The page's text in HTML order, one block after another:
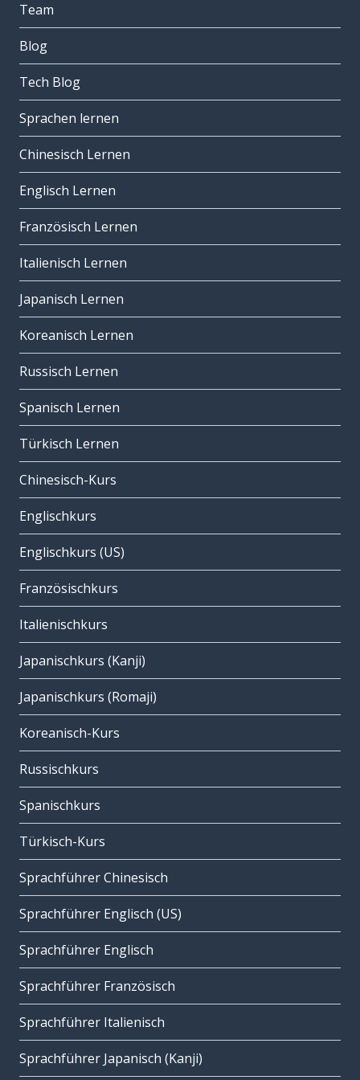
Team
Blog
Tech Blog
Sprachen lernen
Chinesisch Lernen
Englisch Lernen
Französisch Lernen
Italienisch Lernen
Japanisch Lernen
Koreanisch Lernen
Russisch Lernen
Spanisch Lernen
Türkisch Lernen
Chinesisch-Kurs
Englischkurs
Englischkurs (US)
Französischkurs
Italienischkurs
Japanischkurs (Kanji)
Japanischkurs (Romaji)
Koreanisch-Kurs
Russischkurs
Spanischkurs
Türkisch-Kurs
Sprachführer Chinesisch
Sprachführer Englisch (US)
Sprachführer Englisch
Sprachführer Französisch
Sprachführer Italienisch
Sprachführer Japanisch (Kanji)